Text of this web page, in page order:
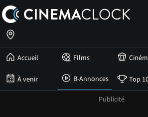
Accueil FIlms
À venir B-Annonces Top